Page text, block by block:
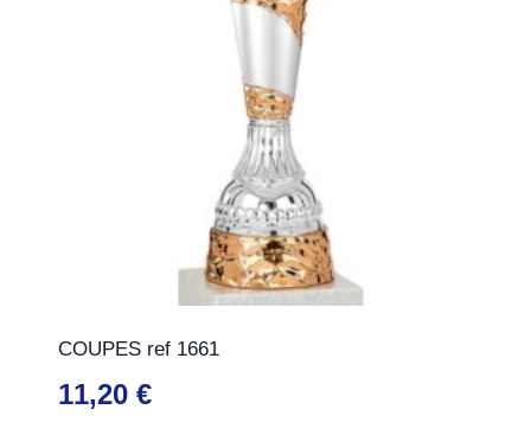
COUPES ref 1661
11,20 €